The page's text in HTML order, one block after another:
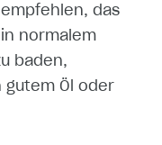
das
in normalem
baden,
Öl oder